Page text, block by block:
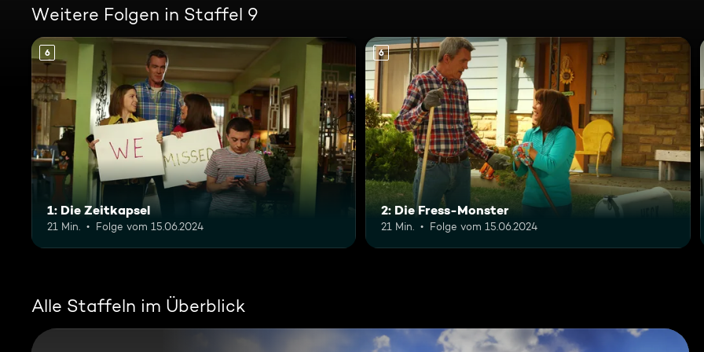
Weitere Folgen in Staffel 9
6
1: Die Zeitkapsel
21 Min. Folge vom 15.06.2024
6
2: Die Fress-Monster
21 Min. Folge vom 15.06.2024
Alle Staffeln im Überblick